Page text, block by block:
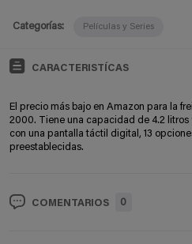
Categorías: Películas y Series
CARACTERISTÍCAS
El precio más bajo en Amazon para la
2000. Tiene una capacidad de 4.2 litros
con una pantalla táctil digital, 13
preestablecidas.
COMENTARIOS 0